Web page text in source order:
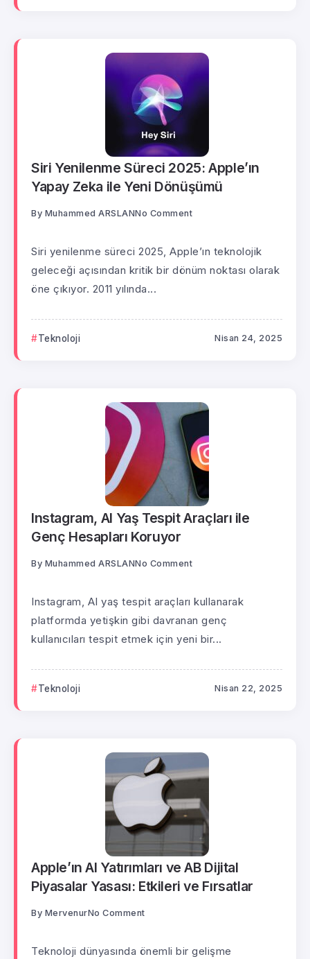
Siri Yenilenme Süreci 2025: Apple’ın
Yapay Zeka ile Yeni Dönüşümü
By Muhammed ARSLANNo Comment
Siri yenilenme süreci 2025, Apple’ın teknolojik
geleceği açısından kritik bir dönüm noktası olarak
öne çıkıyor. 2011 yılında...
Teknoloji Nisan 24, 2025
Instagram, AI Yaş Tespit Araçları ile
Genç Hesapları Koruyor
By Muhammed ARSLANNo Comment
Instagram, AI yaş tespit araçları kullanarak
platformda yetişkin gibi davranan genç
kullanıcıları tespit etmek için yeni bir...
Teknoloji Nisan 22, 2025
Apple’ın AI Yatırımları ve AB Dijital
Piyasalar Yasası: Etkileri ve Fırsatlar
By MervenurNo Comment
Teknoloji dünyasında önemli bir gelişme